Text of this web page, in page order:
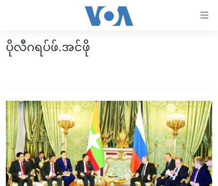
လွယ်ကူ
စေ
များ
ပင်မ
အကြောင်းအရာ
သို့
ကျော်
ကြည့်
မူလစာမျက်နှာ
နိုင်ငံတကာ
အမေရိကန်
တရုတ်
အစ္စရေး-ပါလက်စတိုင်း
ဗွီဒီယို
သတင်းလွတ်လပ်ခွင့်
ရပ်ဝန်းတခု လမ်းတခု အလွန်
အင်္ဂလိပ်စာလေ့လာမယ်
အမေရိကန်သုံးအီဒီယံ
အပတ်စဉ်ကဏ္ဍများ
ပိုလီဂရပ်ဖ်.အင်ဖို